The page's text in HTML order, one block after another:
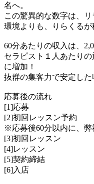
名へ。
この驚異的な数字は、
環境よりも、りらくるが
60分あたりの収入は、
セラピスト１人あたり
に増加！
抜群の集客力で安定し
応募後の流れ
[1]応募
[2]初回レッスン予約
※応募後60分以内に、弊
[3]初回レッスン
[4]レッスン
[5]契約締結
[6]入店